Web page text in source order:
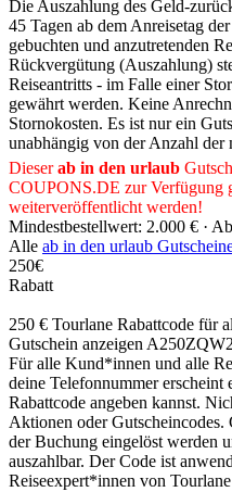
Die Auszahlung des Geld-
45 Tagen ab dem Anreisetag
gebuchten und anzutretenden
Rückvergütung (Auszahlung)
Reiseantritts - im Falle einer
gewährt werden. Keine
Stornokosten. Es ist nur ein
unabhängig von der Anzahl der
Dieserab in den urlaub
COUPONS.DE zur Verfügung
weiterveröffentlicht werden!
Mindestbestellwert: 2.000 € ·
Alle ab in den urlaub
250€
Rabatt
250 € Tourlane Rabattcode für
Gutschein anzeigen
Für alle Kund*innen und alle
deine Telefonnummer
Rabattcode angeben kannst.
Aktionen oder Gutscheincodes.
der Buchung eingelöst werden
auszahlbar. Der Code ist
Reiseexpert*innen von